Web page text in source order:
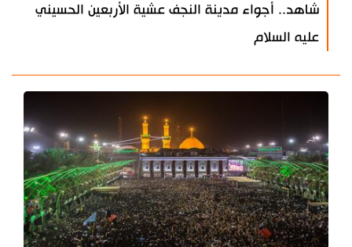
شاهد.. أجواء مدينة النجف عشية الأربعين الحسيني
عليه السلام